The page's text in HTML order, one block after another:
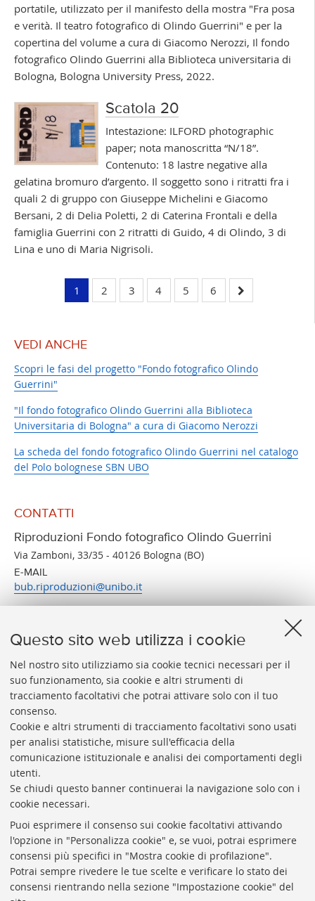
Questo sito web utilizza i cookie
Nel nostro sito utilizziamo sia cookie tecnici necessari per il
suo funzionamento, sia cookie e altri strumenti di
tracciamento facoltativi che potrai attivare solo con il tuo
consenso.
Cookie e altri strumenti di tracciamento facoltativi sono usati
per analisi statistiche, misure sull'efficacia della
comunicazione istituzionale e analisi dei comportamenti degli
utenti.
Se chiudi questo banner continuerai la navigazione solo con i
cookie necessari.
Puoi esprimere il consenso sui cookie facoltativi attivando
l'opzione in "Personalizza cookie" e, se vuoi, potrai esprimere
consensi più specifici in "Mostra cookie di profilazione".
Potrai sempre rivedere le tue scelte e verificare lo stato dei
consensi rientrando nella sezione "Impostazione cookie" del
portatile, utilizzato per il manifesto della mostra "Fra posa
e verità. Il teatro fotografico di Olindo Guerrini" e per la
copertina del volume a cura di Giacomo Nerozzi, Il fondo
fotografico Olindo Guerrini alla Biblioteca universitaria di
Bologna, Bologna University Press, 2022.
Scatola 20
Intestazione: ILFORD photographic
paper; nota manoscritta “N/18”.
Contenuto: 18 lastre negative alla
gelatina bromuro d’argento. Il soggetto sono i ritratti fra i
quali 2 di gruppo con Giuseppe Michelini e Giacomo
Bersani, 2 di Delia Poletti, 2 di Caterina Frontali e della
famiglia Guerrini con 2 ritratti di Guido, 4 di Olindo, 3 di
Lina e uno di Maria Nigrisoli.
1 2 3 4 5 6
VEDI ANCHE
Scopri le fasi del progetto "Fondo fotografico Olindo
Guerrini"
"Il fondo fotografico Olindo Guerrini alla Biblioteca
Universitaria di Bologna" a cura di Giacomo Nerozzi
La scheda del fondo fotografico Olindo Guerrini nel catalogo
del Polo bolognese SBN UBO
CONTATTI
Riproduzioni Fondo fotografico Olindo Guerrini
Via Zamboni, 33/35 - 40126 Bologna (BO)
E-MAIL
bub.riproduzioni@unibo.it
UNIVERSITARIA
Presidente: prof. Francesco Citti
Coordinatrice gestionale: Maria Pia Torricelli
Responsabile Amministrativo: Luigia Di Pumpo
Via Zamboni, 33/35 - 40126 Bologna (BO)
Tel. +39 051 2088306 - Fax +39 051 2088385
bub.info@unibo.it
bub.biblioteca@pec.unibo.it
Dove siamo
Orario dei servizi